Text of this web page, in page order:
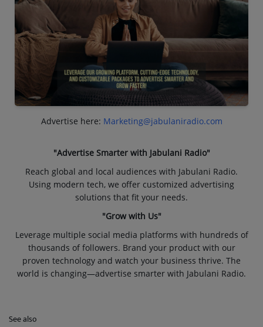
Advertise here: Marketing@jabulaniradio.com
"Advertise Smarter with Jabulani Radio"
Reach global and local audiences with Jabulani Radio.
Using modern tech, we offer customized advertising
solutions that fit your needs.
"Grow with Us"
Leverage multiple social media platforms with hundreds of
thousands of followers. Brand your product with our
proven technology and watch your business thrive. The
world is changing—advertise smarter with Jabulani Radio.
See also